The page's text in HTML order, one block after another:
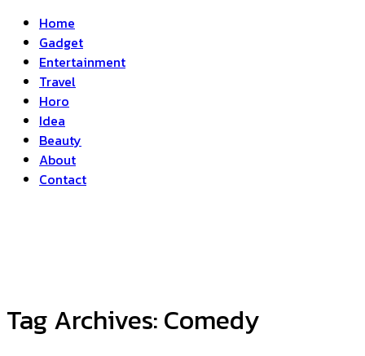
Home
Gadget
Entertainment
Travel
Horo
Idea
Beauty
About
Contact
Tag Archives:Comedy